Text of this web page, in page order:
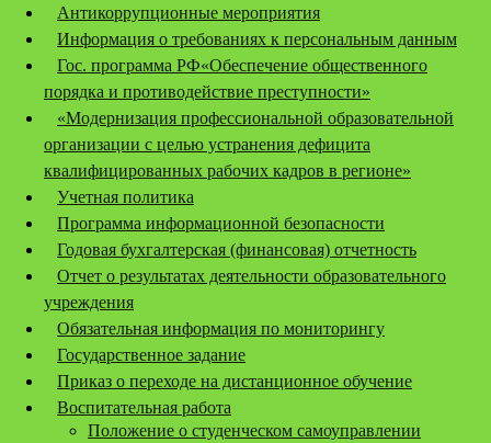
Антикоррупционные мероприятия
Информация о требованиях к персональным данным
Гос. программа РФ«Обеспечение общественного
порядка и противодействие преступности»
«Модернизация профессиональной образовательной
организации с целью устранения дефицита
квалифицированных рабочих кадров в регионе»
Учетная политика
Программа информационной безопасности
Годовая бухгалтерская (финансовая) отчетность
Отчет о результатах деятельности образовательного
учреждения
Обязательная информация по мониторингу
Государственное задание
Приказ о переходе на дистанционное обучение
Воспитательная работа
Положение о студенческом самоуправлении